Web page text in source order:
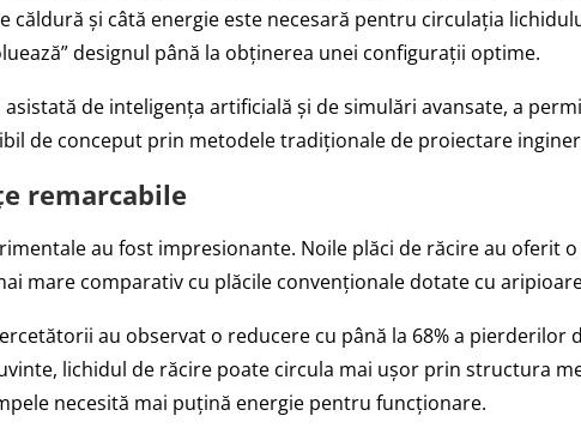
căldură și câtă energie este necesară pentru circulația
designul până la obținerea unei configurații optime.
asistată de inteligența artificială și de simulări avansate, a
de conceput prin metodele tradiționale de proiectare
remarcabile
au fost impresionante. Noile plăci de răcire au oferit
mare comparativ cu plăcile convenționale dotate cu
au observat o reducere cu până la 68% a pierderilor
lichidul de răcire poate circula mai ușor prin structura
necesită mai puțină energie pentru funcționare.